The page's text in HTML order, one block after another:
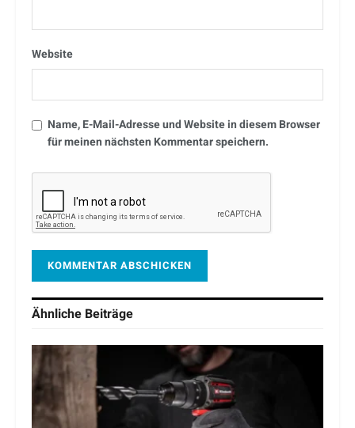
Website
Name, E-Mail-Adresse und Website in diesem Browser
für meinen nächsten Kommentar speichern.
Ähnliche Beiträge